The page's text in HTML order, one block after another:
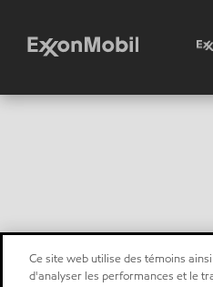
Ce site web utilise des témoins
d'analyser les performances et le